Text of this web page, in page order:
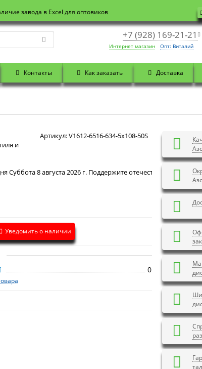
завода в Excel для оптовиков
+7 (928) 169-21-21
Интернет магазин Опт: Виталий
Контакты Как заказать Доставка
Артикул:V1612-6516-634-5x108-50S
и
Добрый день!
Уведомить о наличии
0